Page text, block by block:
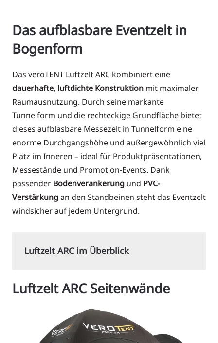
Das aufblasbare Eventzelt in
Bogenform
Das veroTENT Luftzelt ARC kombiniert eine
dauerhafte, luftdichte Konstruktion mit maximaler
Raumausnutzung. Durch seine markante
Tunnelform und die rechteckige Grundfläche bietet
dieses aufblasbare Messezelt in Tunnelform eine
enorme Durchgangshöhe und außergewöhnlich viel
Platz im Inneren – ideal für Produktpräsentationen,
Messestände und Promotion-Events. Dank
passender Bodenverankerung und PVC-
Verstärkungan den Standbeinen steht das Eventzelt
windsicher auf jedem Untergrund.
Luftzelt ARC im Überblick
Luftzelt ARC Seitenwände